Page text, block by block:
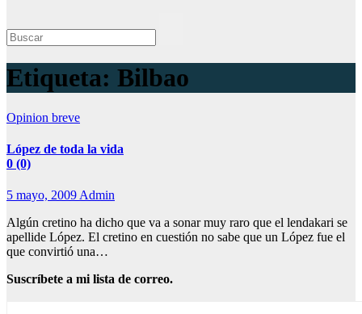
Etiqueta: Bilbao
Opinion breve
López de toda la vida
0 (0)
5 mayo, 2009Admin
Algún cretino ha dicho que va a sonar muy raro que el lendakari se
apellide López. El cretino en cuestión no sabe que un López fue el
que convirtió una…
Suscríbete a mi lista de correo.